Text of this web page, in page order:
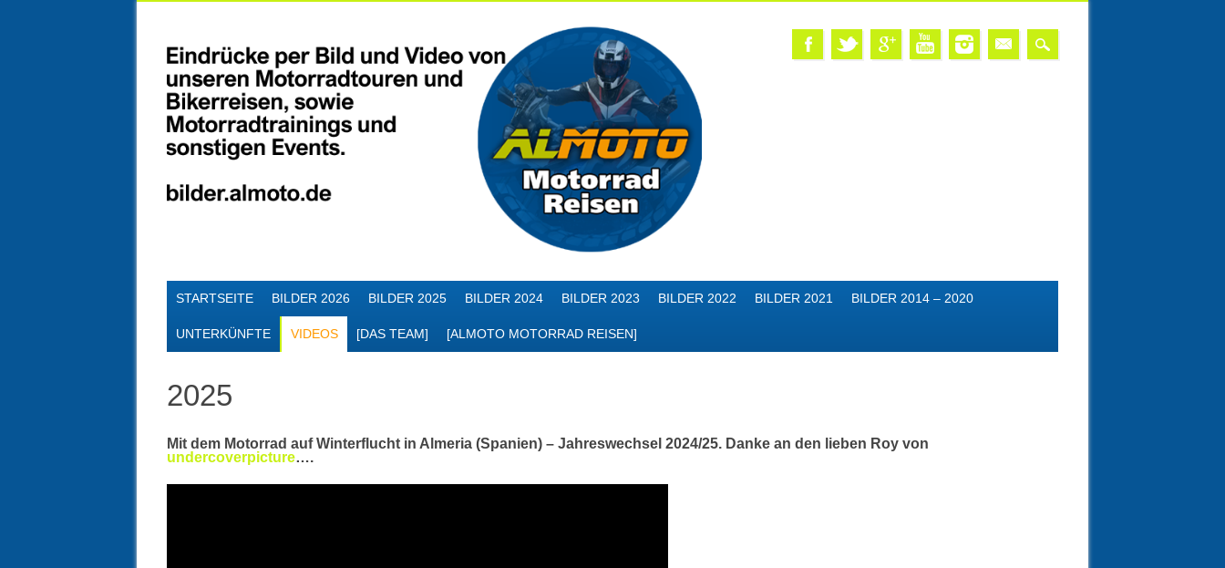
MAIN MENU
STARTSEITE BILDER 2026 BILDER 2025 BILDER 2024 BILDER 2023 BILDER 2022 BILDER 2021 BILDER 2014 – 2020
UNTERKÜNFTE VIDEOS [DAS TEAM] [ALMOTO MOTORRAD REISEN]
2025
Mit dem Motorrad auf Winterflucht in Almeria (Spanien) – Jahreswechsel 2024/25. Danke an den lieben Roy von
undercoverpicture….